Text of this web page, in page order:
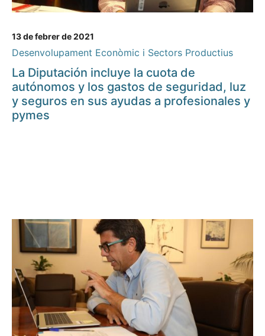
13 de febrer de 2021
Desenvolupament Econòmic i Sectors Productius
La Diputación incluye la cuota de
autónomos y los gastos de seguridad, luz
y seguros en sus ayudas a profesionales y
pymes